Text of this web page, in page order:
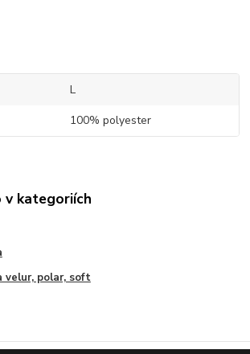
L
100% polyester
v kategoriích
velur, polar, soft